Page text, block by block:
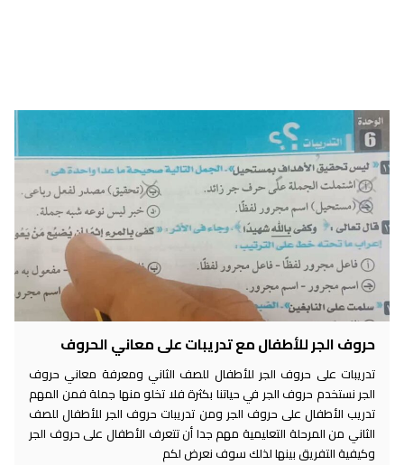
حروف الجر للأطفال مع تدريبات على معاني الحروف
تدريبات على حروف الجر للأطفال للصف الثاني ومعرفة معاني حروف
الجر نستخدم حروف الجر في حياتنا بكثرة فلا تخلو منها جملة فمن المهم
تدريب الأطفال على حروف الجر ومن تدريبات حروف الجر للأطفال للصف
الثاني من المرحلة التعليمية مهم جدا أن تتعرف الأطفال على حروف الجر
وكيفية التفريق بينها لذلك سوف نعرض لكم